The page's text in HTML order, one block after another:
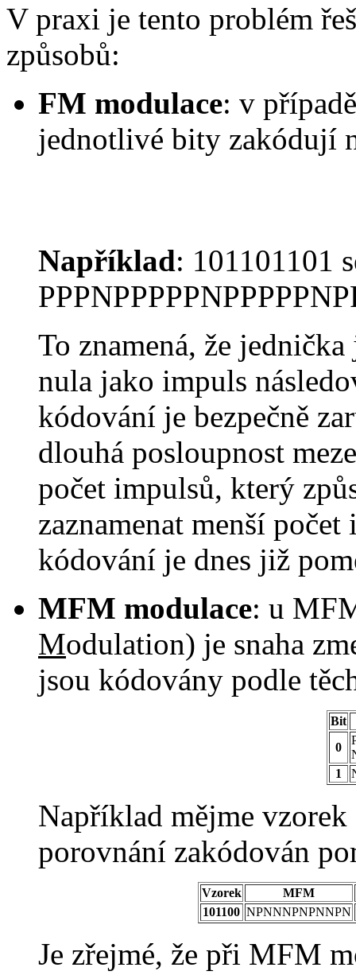
V praxi je tento problém
způsobů:
FM modulace: v
jednotlivé bity zakódují
Například: 101101101
To znamená, že
nula jako impuls
kódování je bezpečně
dlouhá posloupnost
počet impulsů, který
zaznamenat menší
kódování je dnes již
MFM modulace: u
Modulation) je snaha
jsou kódovány podle
Bit
0
1
Například mějme
porovnání zakódován
Vzorek MFM
101100 NPNNNPNPNNPN
Je zřejmé, že při MFM